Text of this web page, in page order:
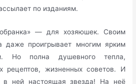
по изданиям.
— для хозяюшек. Своим
даже проигрывает многим ярким
Но полна душевного тепла,
рецептов, жизненных советов. И
в ней настоящая звезда! На неё